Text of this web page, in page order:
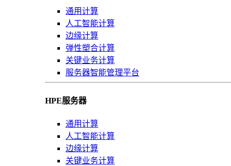
通用计算
人工智能计算
边缘计算
弹性塑合计算
关键业务计算
服务器智能管理平台
HPE服务器
通用计算
人工智能计算
边缘计算
关键业务计算